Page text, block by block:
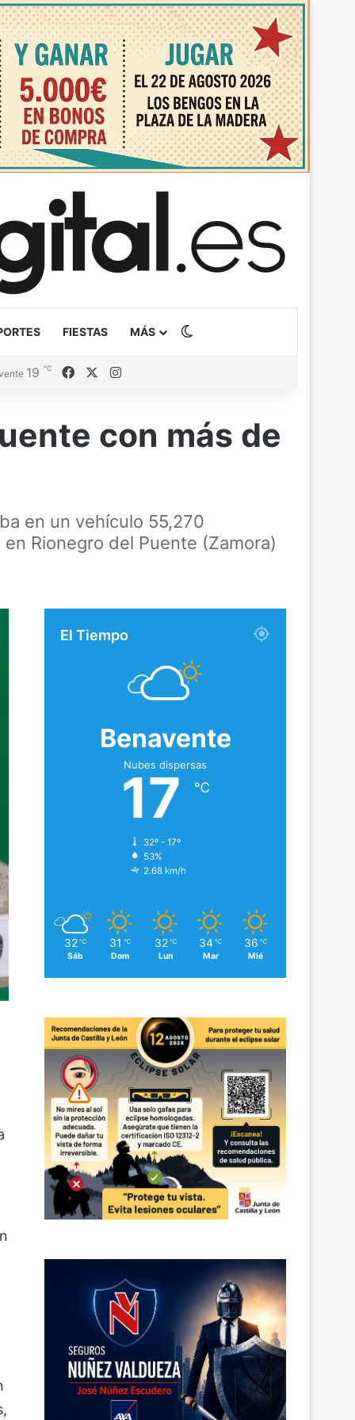
FIESTAS MÁS
19 ℃ FacebookInstagram
con más de
en un vehículo 55,270
Rionegro del Puente (Zamora)
El Tiempo
Benavente
Nubes dispersas
17 ℃
32º - 17º
53%
2.68 km/h
32 ℃
Sáb
31 ℃
Dom
32 ℃
Lun
34 ℃
Mar
36 ℃
Mié